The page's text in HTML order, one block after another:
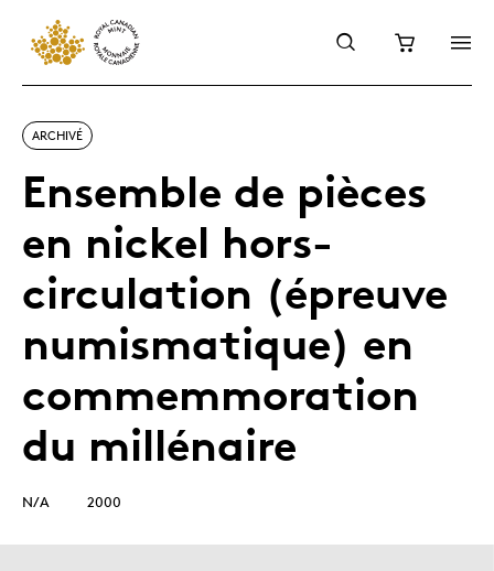
ARCHIVÉ
Ensemble de pièces
en nickel hors-
circulation (épreuve
numismatique) en
commemmoration
du millénaire
N/A 2000